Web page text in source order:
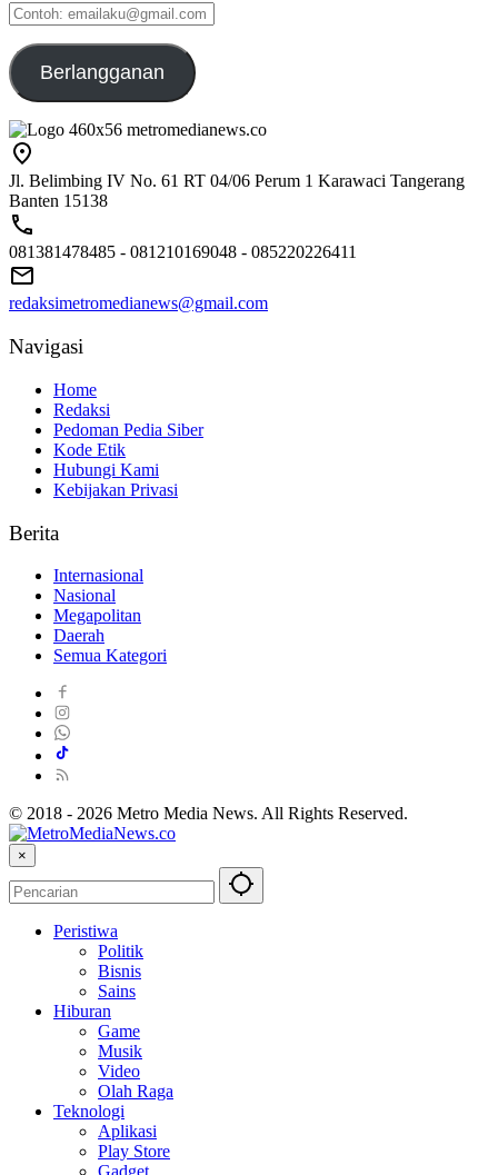
Contoh:
emailaku@gmail.com
Berlangganan
Jl. Belimbing IV No. 61 RT 04/06 Perum 1 Karawaci Tangerang
Banten 15138
081381478485 - 081210169048 - 085220226411
redaksimetromedianews@gmail.com
Navigasi
Home
Redaksi
Pedoman Pedia Siber
Kode Etik
Hubungi Kami
Kebijakan Privasi
Berita
Internasional
Nasional
Megapolitan
Daerah
Semua Kategori
© 2018 - 2026 Metro Media News. All Rights Reserved.
×
Peristiwa
Politik
Bisnis
Sains
Hiburan
Game
Musik
Video
Olah Raga
Teknologi
Aplikasi
Play Store